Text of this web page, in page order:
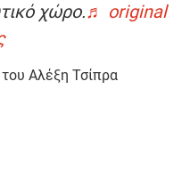
χώρο.♬ original
Αλέξη Τσίπρα